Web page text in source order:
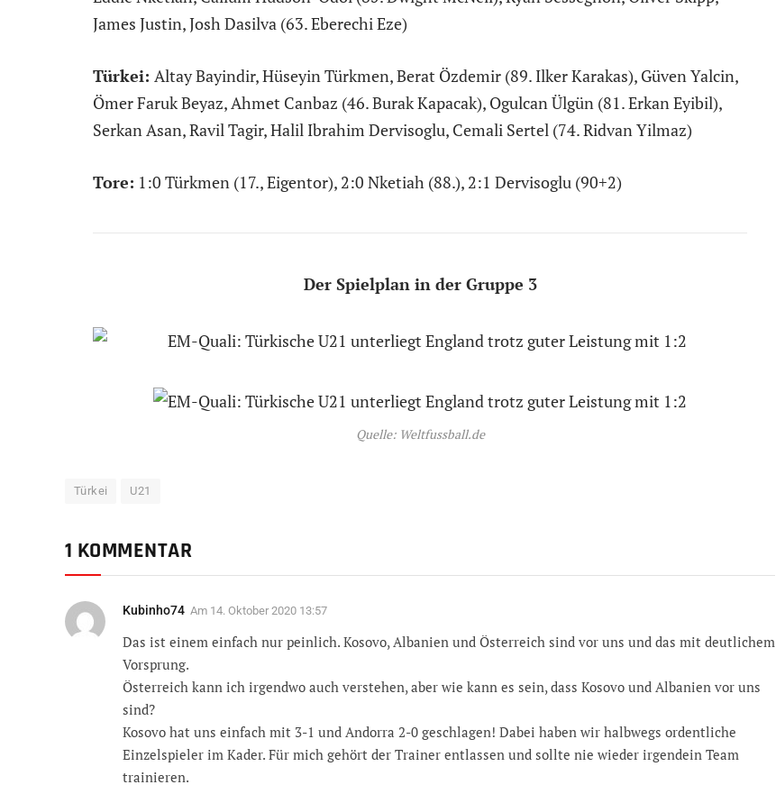
James Justin, Josh Dasilva (63. Eberechi Eze)
Türkei: Altay Bayindir, Hüseyin Türkmen, Berat Özdemir (89. Ilker Karakas), Güven Yalcin,
Ömer Faruk Beyaz, Ahmet Canbaz (46. Burak Kapacak), Ogulcan Ülgün (81. Erkan Eyibil),
Serkan Asan, Ravil Tagir, Halil Ibrahim Dervisoglu, Cemali Sertel (74. Ridvan Yilmaz)
Tore: 1:0 Türkmen (17., Eigentor), 2:0 Nketiah (88.), 2:1 Dervisoglu (90+2)
Der Spielplan in der Gruppe 3
Quelle: Weltfussball.de
Türkei U21
1 KOMMENTAR
Kubinho74 Am 14. Oktober 2020 13:57
Das ist einem einfach nur peinlich. Kosovo, Albanien und Österreich sind vor uns und das mit deutlichem
Vorsprung.
Österreich kann ich irgendwo auch verstehen, aber wie kann es sein, dass Kosovo und Albanien vor uns
sind?
Kosovo hat uns einfach mit 3-1 und Andorra 2-0 geschlagen! Dabei haben wir halbwegs ordentliche
Einzelspieler im Kader. Für mich gehört der Trainer entlassen und sollte nie wieder irgendein Team
trainieren.